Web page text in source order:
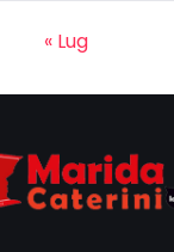
« Lug